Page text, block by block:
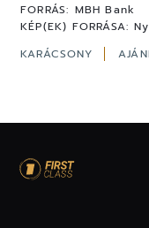
FORRÁS: MBH Bank
KÉP(EK) FORRÁSA:
KARÁCSONY